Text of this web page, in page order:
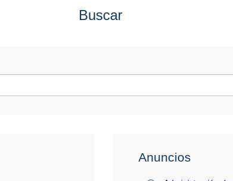
Buscar
Anuncios